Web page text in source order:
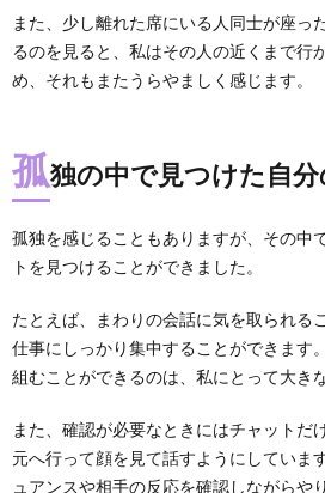
また、少し離れた席にいる人同士が座っ
るのを見ると、私はその人の近くまで行
め、それもまたうらやましく感じます。
孤独の中で見つけた自
孤独を感じることもありますが、その中
トを見つけることができました。
たとえば、まわりの会話に気を取られる
仕事にしっかり集中することができます
組むことができるのは、私にとって大き
また、確認が必要なときにはチャットだ
元へ行って顔を見て話すようにしていま
ュアンスや相手の反応を確認しながらや